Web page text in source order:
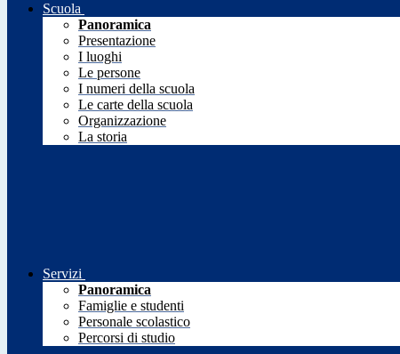
Scuola
Panoramica
Presentazione
I luoghi
Le persone
I numeri della scuola
Le carte della scuola
Organizzazione
La storia
Servizi
Panoramica
Famiglie e studenti
Personale scolastico
Percorsi di studio